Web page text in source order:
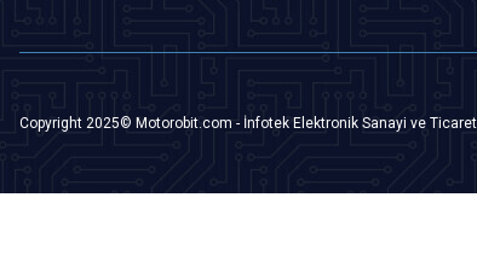
Copyright 2025© Motorobit.com - İnfotek Elektronik Sanayi ve